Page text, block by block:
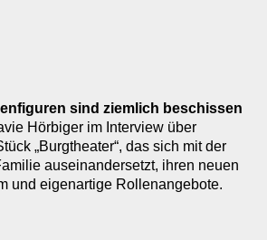
sind ziemlich beschissen
Hörbiger im Interview über
„Burgtheater“, das sich mit der
auseinandersetzt, ihren neuen
und eigenartige Rollenangebote.